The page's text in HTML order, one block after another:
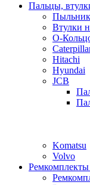
Пальцы,
Втулки
О-
Hitachi
Hyundai
JCB
Komatsu
Volvo